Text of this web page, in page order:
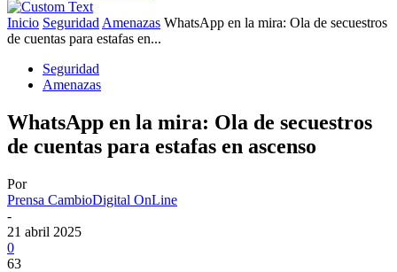
Inicio Seguridad Amenazas WhatsApp en la mira: Ola de secuestros
de cuentas para estafas en...
Seguridad
Amenazas
WhatsApp en la mira: Ola de secuestros
de cuentas para estafas en ascenso
Por
Prensa CambioDigital OnLine
-
21 abril 2025
0
63